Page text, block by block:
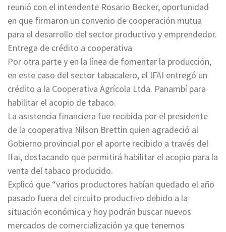
reunió con el intendente Rosario Becker, oportunidad
en que firmaron un convenio de cooperación mutua
para el desarrollo del sector productivo y emprendedor.
Entrega de crédito a cooperativa
Por otra parte y en la línea de fomentar la producción,
en este caso del sector tabacalero, el IFAI entregó un
crédito a la Cooperativa Agrícola Ltda. Panambí para
habilitar el acopio de tabaco.
La asistencia financiera fue recibida por el presidente
de la cooperativa Nilson Brettin quien agradeció al
Gobierno provincial por el aporte recibido a través del
Ifai, destacando que permitirá habilitar el acopio para la
venta del tabaco producido.
Explicó que “varios productores habían quedado el año
pasado fuera del circuito productivo debido a la
situación económica y hoy podrán buscar nuevos
mercados de comercialización ya que tenemos